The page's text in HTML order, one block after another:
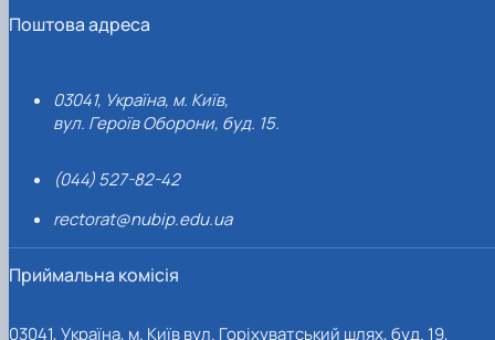
Поштова адреса
03041, Україна, м. Київ,
вул. Героїв Оборони, буд. 15.
(044) 527-82-42
rectorat@nubip.edu.ua
Приймальна комісія
03041, Україна, м. Київ вул. Горіхуватський шлях, буд. 19,